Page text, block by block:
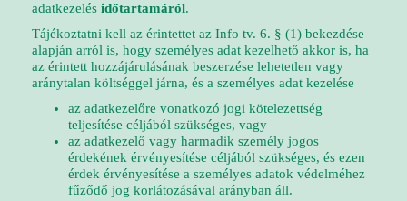
adatkezelés időtartamáról.
Tájékoztatni kell az érintettet az Info tv. 6. § (1) bekezdése
alapján arról is, hogy személyes adat kezelhető akkor is, ha
az érintett hozzájárulásának beszerzése lehetetlen vagy
aránytalan költséggel járna, és a személyes adat kezelése
az adatkezelőre vonatkozó jogi kötelezettség
teljesítése céljából szükséges, vagy
az adatkezelő vagy harmadik személy jogos
érdekének érvényesítése céljából szükséges, és ezen
érdek érvényesítése a személyes adatok védelméhez
fűződő jog korlátozásával arányban áll.